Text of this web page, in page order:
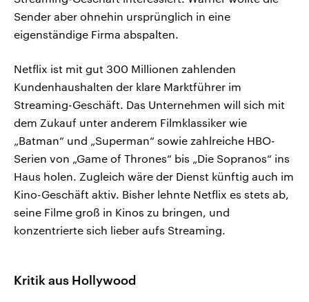
Sender aber ohnehin ursprünglich in eine
eigenständige Firma abspalten.
Netflix ist mit gut 300 Millionen zahlenden
Kundenhaushalten der klare Marktführer im
Streaming-Geschäft. Das Unternehmen will sich mit
dem Zukauf unter anderem Filmklassiker wie
„Batman“ und „Superman“ sowie zahlreiche HBO-
Serien von „Game of Thrones“ bis „Die Sopranos“ ins
Haus holen. Zugleich wäre der Dienst künftig auch im
Kino-Geschäft aktiv. Bisher lehnte Netflix es stets ab,
seine Filme groß in Kinos zu bringen, und
konzentrierte sich lieber aufs Streaming.
Kritik aus Hollywood